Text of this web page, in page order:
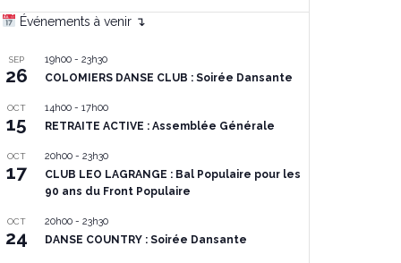
Événements à venir ↴
SEP
26
19h00 - 23h30
COLOMIERS DANSE CLUB : Soirée Dansante
OCT
15
14h00 - 17h00
RETRAITE ACTIVE : Assemblée Générale
OCT
17
20h00 - 23h30
CLUB LEO LAGRANGE : Bal Populaire pour les
90 ans du Front Populaire
OCT
24
20h00 - 23h30
DANSE COUNTRY : Soirée Dansante